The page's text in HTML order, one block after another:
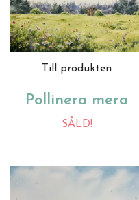
Till produkten
Pollinera mera
SÅLD!